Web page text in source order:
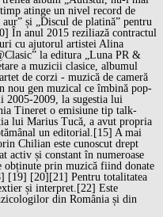
atinge un nivel record de
și „Discul de platină” pentru
În anul 2015 reziliază contractul
cu ajutorul artistei Alina
la editura „Luna PR &
a muzicii clasice, albumul
de corzi - muzică de cameră
nou gen muzical ce îmbină pop-
2009, la sugestia lui
Tineret o emisiune tip talk-
lui Marius Tucă, a avut propria
un editorial.[15] A mai
Chilian este cunoscut drept
activ și constant în numeroase
obținute prin muzică fiind donate
[19] [20][21] Pentru totalitatea
și interpret.[22] Este
din România și din